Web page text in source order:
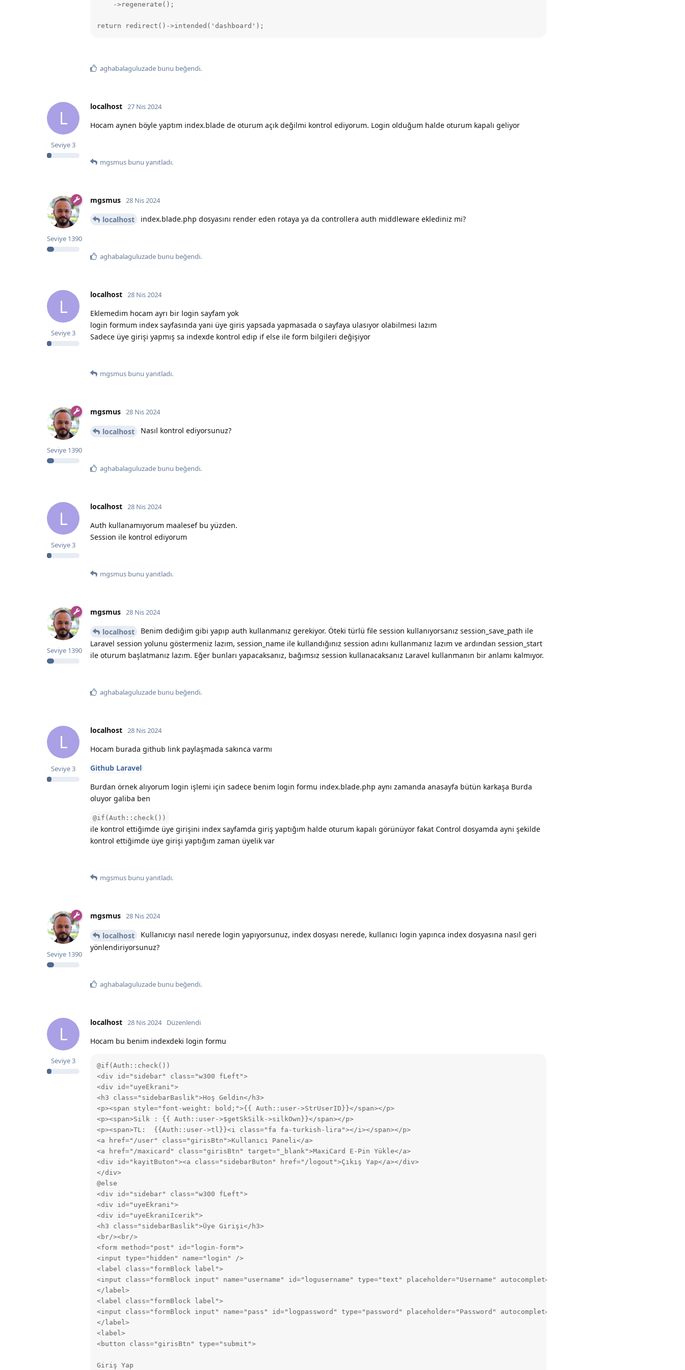
    ->regenerate();
return redirect()->intended('dashboard');
aghabalaguluzade bunu beğendi.
L
localhost
Seviye3
27 Nis 2024
Hocam aynen böyle yaptım index.blade de oturum açık değilmi kontrol ediyorum. Login olduğum halde oturum kapalı geliyor
mgsmus bunu yanıtladı.
mgsmus
Seviye 1390
28 Nis 2024
localhost index.blade.php dosyasını render eden rotaya ya da controllera auth middleware eklediniz mi?
aghabalaguluzade bunu beğendi.
L
localhost
Seviye3
28 Nis 2024
Eklemedim hocam ayrı bir login sayfam yok
login formum index sayfasında yani üye giris yapsada yapmasada o sayfaya ulasıyor olabilmesi lazım
Sadece üye girişi yapmış sa indexde kontrol edip if else ile form bilgileri değişiyor
mgsmus bunu yanıtladı.
mgsmus
Seviye 1390
28 Nis 2024
localhost Nasıl kontrol ediyorsunuz?
aghabalaguluzade bunu beğendi.
L
localhost
Seviye3
28 Nis 2024
Auth kullanamıyorum maalesef bu yüzden.
Session ile kontrol ediyorum
mgsmus bunu yanıtladı.
mgsmus
Seviye 1390
28 Nis 2024
localhost
Benim dediğim gibi yapıp auth kullanmanız gerekiyor. Öteki türlü file session kullanıyorsanız session_save_path ile
Laravel session yolunu göstermeniz lazım, session_name ile kullandığınız session adını kullanmanız lazım ve ardından session_start
ile oturum başlatmanız lazım. Eğer bunları yapacaksanız, bağımsız session kullanacaksanız Laravel kullanmanın bir anlamı kalmıyor.
aghabalaguluzade bunu beğendi.
L
localhost
Seviye3
28 Nis 2024
Hocam burada github link paylaşmada sakınca varmı
Github Laravel
Burdan örnek alıyorum login işlemi için sadece benim login formu index.blade.php aynı zamanda anasayfa bütün karkaşa Burda
oluyor galiba ben
@if(Auth::check())
ile kontrol ettiğimde üye girişini index sayfamda giriş yaptığım halde oturum kapalı görünüyor fakat Control dosyamda ayni şekilde
kontrol ettiğimde üye girişi yaptığım zaman üyelik var
mgsmus bunu yanıtladı.
mgsmus
Seviye 1390
28 Nis 2024
localhost
Kullanıcıyı nasıl nerede login yapıyorsunuz, index dosyası nerede, kullanıcı login yapınca index dosyasına nasıl geri
yönlendiriyorsunuz?
aghabalaguluzade bunu beğendi.
L
localhost
Seviye3
28 Nis 2024 Düzenlendi
Hocam bu benim indexdeki login formu
@if(Auth::check())
<div id="sidebar" class="w300 fLeft">
<div id="uyeEkrani">
<h3 class="sidebarBaslik">Hoş Geldin</h3>
<p><span style="font-weight: bold;">{{ Auth::user->StrUserID}}</span></p>
<p><span>Silk : {{ Auth::user->$getSkSilk->silkOwn}}</span></p>
<p><span>TL:  {{Auth::user->tl}}<i class="fa fa-turkish-lira"></i></span></p>
<a href="/user" class="girisBtn">Kullanıcı Paneli</a>
<a href="/maxicard" class="girisBtn" target="_blank">MaxiCard E-Pin Yükle</a>
<div id="kayitButon"><a class="sidebarButon" href="/logout">Çıkış Yap</a></div>
</div>
@else
<div id="sidebar" class="w300 fLeft">
<div id="uyeEkrani">
<div id="uyeEkraniIcerik">
<h3 class="sidebarBaslik">Üye Girişi</h3>
<br/><br/>
<form method="post" id="login-form">
<input type="hidden" name="login" />
<label class="formBlock label">
<input class="formBlock input" name="username" id="logusername" type="text" placeholder="Username" autocomplete="off">
</label>
<label class="formBlock label">
<input class="formBlock input" name="pass" id="logpassword" type="password" placeholder="Password" autocomplete="off">
</label>
<label>
<button class="girisBtn" type="submit">
Giriş Yap